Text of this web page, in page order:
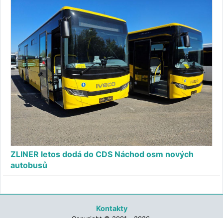
ZLINER letos dodá do CDS Náchod osm nových
autobusů
Kontakty